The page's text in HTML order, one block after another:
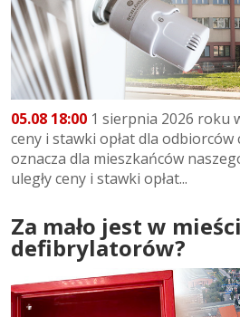
05.08 18:00 1 sierpnia 2026 roku
ceny i stawki opłat dla odbiorców
oznacza dla mieszkańców
uległy ceny i stawki opłat...
Za mało jest w
defibrylatorów?